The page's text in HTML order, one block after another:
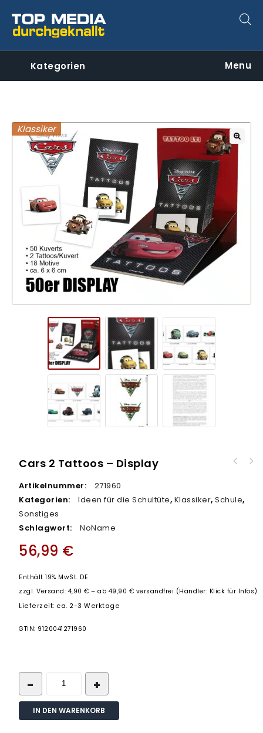
Kategorien Menu
🔍
Klassiker
Cars 2 Tattoos – Display
Artikelnummer:
271960
Kategorien:
Ideen für die Schultüte, Klassiker,Schule,
Sonstiges
Schlagwort:
NoName
56,99 €
Enthält 19% MwSt. DE
zzgl.Versand: 4,90 € – ab 49,90 € versandfrei (Händler: Klick für Infos)
Lieferzeit: ca. 2-3 Werktage
GTIN: 9120041271960
IN DEN WARENKORB